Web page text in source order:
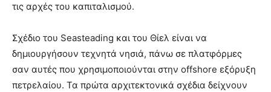
τις αρχές του καπιταλισμού.
Σχέδιο του Seasteading και του Θίελ είναι να
δημιουργήσουν τεχνητά νησιά, πάνω σε πλατφόρμες
σαν αυτές που χρησιμοποιούνται στην offshore εξόρυξη
πετρελαίου. Τα πρώτα αρχιτεκτονικά σχέδια δείχνουν